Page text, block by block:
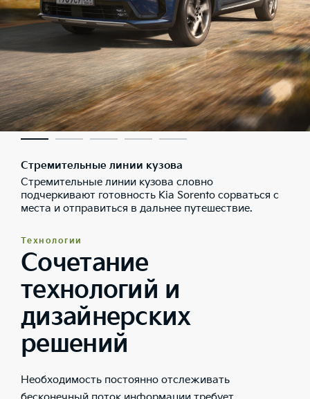
Стремительные линии кузова
Стремительные линии кузова словно
подчеркивают готовность Kia Sorento сорваться с
места и отправиться в дальнее путешествие.
Технологии
Сочетание
технологий и
дизайнерских
решений
Необходимость постоянно отслеживать